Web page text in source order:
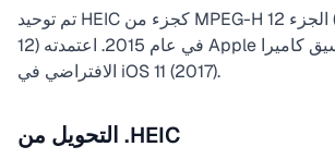
تم توحيد HEIC كجزء من MPEG-H الجزء 12 (ISO/IEC 23008-
12) في عام 2015. اعتمدته Apple كتنسيق كاميرا iPhone
الافتراضي في iOS 11 (2017).
التحويل من .HEIC